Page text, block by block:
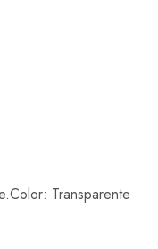
Transparente